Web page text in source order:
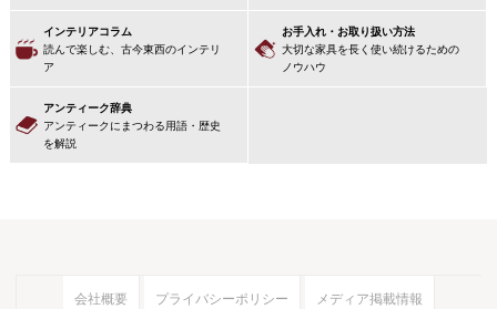
インテリアコラム
読んで楽しむ、古今東西のインテリ
ア
お手入れ・お取り扱い方法
大切な家具を長く使い続けるための
ノウハウ
アンティーク辞典
アンティークにまつわる用語・歴史
を解説
会社概要 プライバシーポリシー メディア掲載情報